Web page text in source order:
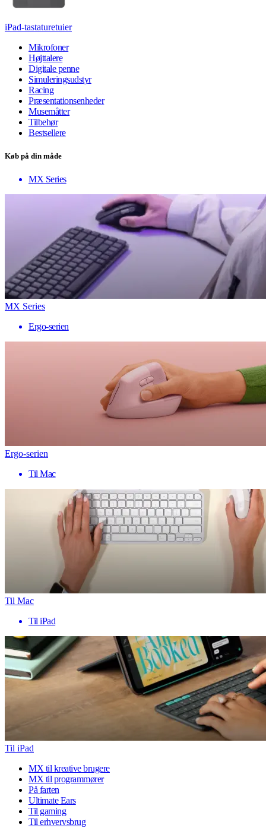
iPad-tastaturetuier
Mikrofoner
Højttalere
Digitale penne
Simuleringsudstyr
Racing
Præsentationsenheder
Musemåtter
Tilbehør
Bestsellere
Køb på din måde
MX Series
MX Series
Ergo-serien
Ergo-serien
Til Mac
Til Mac
Til iPad
Til iPad
MX til kreative brugere
MX til programmører
På farten
Ultimate Ears
Til gaming
Til erhvervsbrug